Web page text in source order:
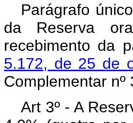
Parágrafo
da Reserva
recebimento da
5.172, de 25 de
Complementar
Art 3º - A